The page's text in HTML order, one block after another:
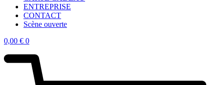
ENTREPRISE
CONTACT
Scène ouverte
0,00 € 0